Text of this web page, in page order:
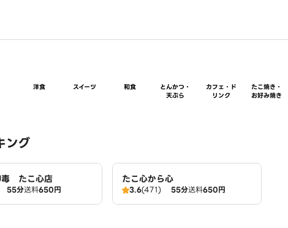
洋食 スイーツ 和食
とんかつ・
天ぷら
カフェ・ド
リンク
たこ焼き・
お好み焼き
ング
たこ心店
55分送料650円
たこ心から心
3.6(471) 55分送料650円